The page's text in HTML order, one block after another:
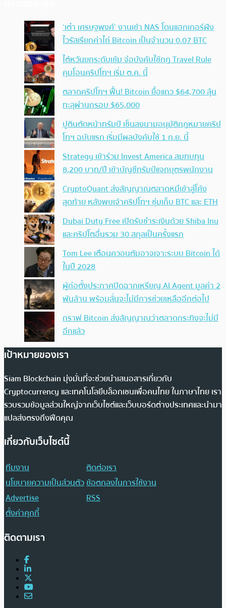
‘เต๋า เศรษฐพงศ์’ งานเข้า NAS โดนแฮกเกอร์ฝัง
ไวรัสเรียกค่าไถ่ Bitcoin เป็นจำนวน 0.07 BTC
ไต้หวันยกระดับเข้ม จ่อบังคับใช้กฏ Travel Rule
คุมโอนคริปโทฯ เริ่ม ต.ค. นี้
ตลาดคริปโทฯ ฟื้น! Bitcoin ยื้อแถว $64,700 ลุ้น
ทะลุผ่านกรอบ $65,000
ปูตินตัดหน้าทรัมป์ เซ็นลงนามอนุมัติกฎหมายคริป
โทฯ ฉบับแรก เริ่มมีผลบังคับใช้ 1 ก.ย. นี้
Strategy เข้าร่วม Invest America สมทบทุน
8,200 บาท/ปี เข้าบัญชีทรัมป์แจกบุตรพนักงาน
CryptoQuant ส่งสัญญาณตลาดหมีเข้าสู่โค้ง
สุดท้าย หลังพบเจ้าคริปโทฯ ซุ่มเก็บ BTC และ ETH
Dubai Duty Free เปิดรับชำระเงินด้วย Shiba Inu
และคริปโตอื่นรวม 30 สกุลเป็นครั้งแรก
Tom Lee เตือนควอนตัมอาจเจาะระบบ Bitcoin ได้
ในปี 2028
ผู้ก่อตั้งประกาศปิดฉากเหรียญ AI Agent มูลค่า 2
พันล้าน พร้อมลั่นจะไม่มีการช่วยเหลืออีกต่อไป
กราฟ Bitcoin ส่งสัญญาณว่าตลาดกระทิงจะไม่มี
อีกแล้ว
เป้าหมายของเรา
Siam Blockchain มุ่งมั่นที่จะช่วยนำเสนอสารเกี่ยวกับ
Cryptocurrency และเทคโนโลยีบล็อกเชนเพื่อคนไทย ในภาษาไทย เรา
รวบรวมข้อมูลส่วนใหญ่จากเว็บไซต์และเว็บบอร์ดต่างประเทศและนำมา
แปลส่งตรงถึงฟีดคุณ
เกี่ยวกับเว็บไซต์นี้
ทีมงาน
ติดต่อเรา
นโยบายความเป็นส่วนตัวข้อตกลงในการใช้งาน
Advertise
RSS
ตั้งค่าคุกกี้
ติดตามเรา